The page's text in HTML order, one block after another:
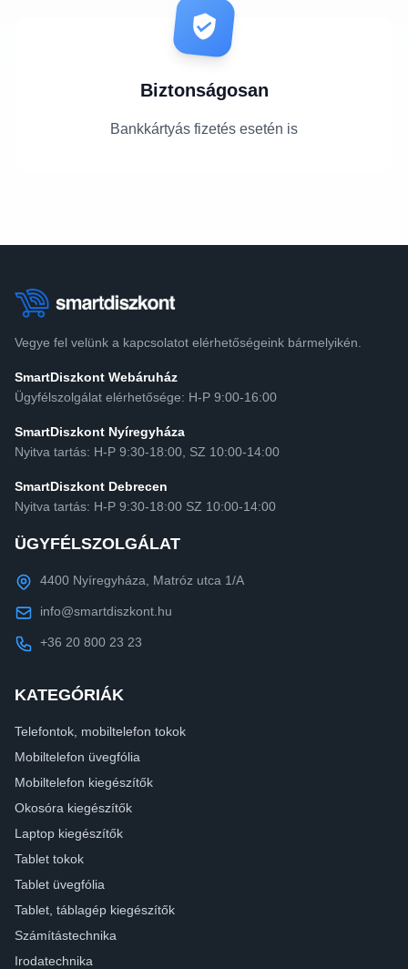
Biztonságosan
Bankkártyás fizetés esetén is
Vegye fel velünk a kapcsolatot elérhetőségeink bármelyikén.
SmartDiszkont Webáruház
Ügyfélszolgálat elérhetősége: H-P 9:00-16:00
SmartDiszkont Nyíregyháza
Nyitva tartás: H-P 9:30-18:00, SZ 10:00-14:00
SmartDiszkont Debrecen
Nyitva tartás: H-P 9:30-18:00 SZ 10:00-14:00
ÜGYFÉLSZOLGÁLAT
4400 Nyíregyháza, Matróz utca 1/A
info@smartdiszkont.hu
+36 20 800 23 23
KATEGÓRIÁK
Telefontok, mobiltelefon tokok
Mobiltelefon üvegfólia
Mobiltelefon kiegészítők
Okosóra kiegészítők
Laptop kiegészítők
Tablet tokok
Tablet üvegfólia
Tablet, táblagép kiegészítők
Számítástechnika
Irodatechnika